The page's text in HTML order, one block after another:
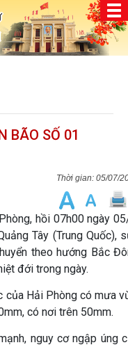
BÃO SỐ 01
05/07/
hồi 07h00 ngày
Tây (Trung Quốc),
theo hướng Bắc
đới trong ngày.
của Hải Phòng có mưa
có nơi trên 50mm.
nguy cơ ngập úng